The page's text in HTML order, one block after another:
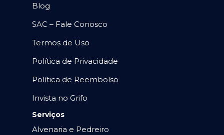
Blog
SAC – Fale Conosco
Termos de Uso
Política de Privacidade
Política de Reembolso
Invista no Grifo
Serviços
Alvenaria e Pedreiro